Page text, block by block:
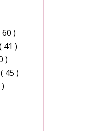
60 )
( 41 )
)
( 45 )